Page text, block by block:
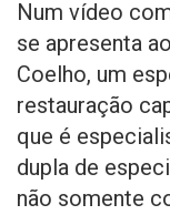
Num vídeo
se apresenta
Coelho, um
restauração
que é
dupla de
não somente